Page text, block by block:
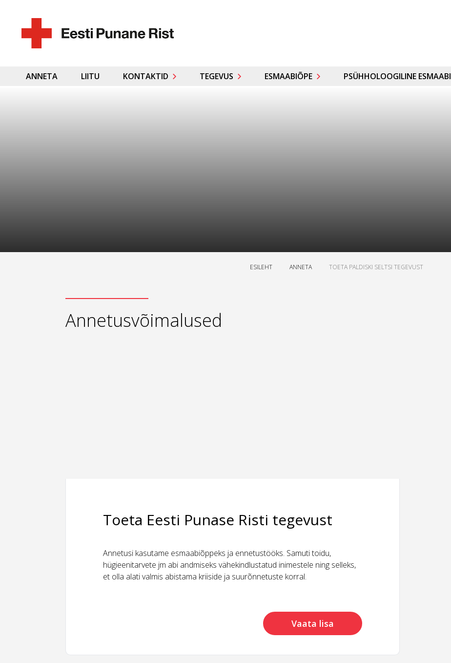
ANNETA LIITU KONTAKTID TEGEVUS ESMAABIÕPE PSÜHHOLOOGILINE ESMAABI
ESILEHT ANNETA TOETA PALDISKI SELTSI TEGEVUST
Annetusvõimalused
Toeta Eesti Punase Risti tegevust
Annetusi kasutame esmaabiõppeks ja ennetustööks. Samuti toidu,
hügieenitarvete jm abi andmiseks vähekindlustatud inimestele ning selleks,
et olla alati valmis abistama kriiside ja suurõnnetuste korral.
Vaata lisa